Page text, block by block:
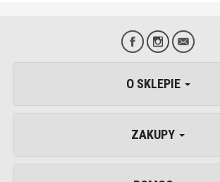
O SKLEPIE
ZAKUPY